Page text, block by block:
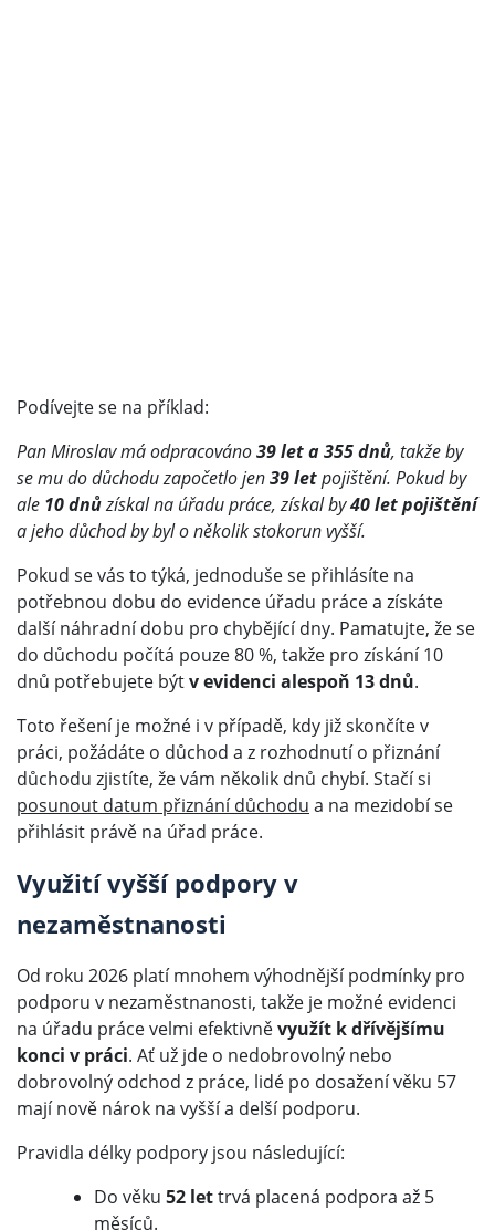
Podívejte se na příklad:
Pan Miroslav má odpracováno39 let a 355 dnů, takže by
se mu do důchodu započetlo jen39 letpojištění. Pokud by
ale 10 dnůzískal na úřadu práce, získal by40 let pojištění
a jeho důchod by byl o několik stokorun vyšší.
Pokud se vás to týká, jednoduše se přihlásíte na
potřebnou dobu do evidence úřadu práce a získáte
další náhradní dobu pro chybějící dny. Pamatujte, že se
do důchodu počítá pouze 80 %, takže pro získání 10
dnů potřebujete býtv evidenci alespoň 13 dnů.
Toto řešení je možné i v případě, kdy již skončíte v
práci, požádáte o důchod a z rozhodnutí o přiznání
důchodu zjistíte, že vám několik dnů chybí. Stačí si
posunout datum přiznání důchodu a na mezidobí se
přihlásit právě na úřad práce.
Využití vyšší podpory v
nezaměstnanosti
Od roku 2026 platí mnohem výhodnější podmínky pro
podporu v nezaměstnanosti, takže je možné evidenci
na úřadu práce velmi efektivněvyužít k dřívějšímu
konci v práci. Ať už jde o nedobrovolný nebo
dobrovolný odchod z práce, lidé po dosažení věku 57
mají nově nárok na vyšší a delší podporu.
Pravidla délky podpory jsou následující:
Do věku 52 lettrvá placená podpora až 5
měsíců.